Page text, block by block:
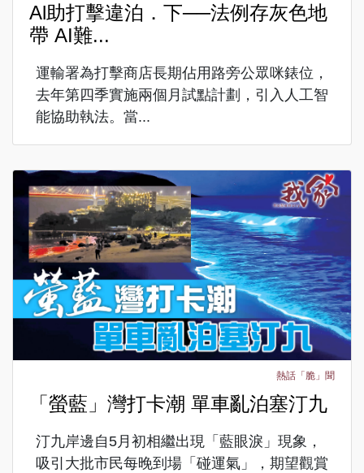
Al助打擊違泊．下──法例存灰色地
帶 AI難...
運輸署為打擊商店長期佔用路旁公眾咪錶位，
去年第四季實施兩個月試點計劃，引入人工智
能協助執法。當...
熱話「脆」聞
「螢藍」灣打卡潮 單車亂泊塞汀九
汀九岸邊自5月初相繼出現「藍眼淚」現象，
吸引大批市民每晚到場「碰運氣」，期望觀賞